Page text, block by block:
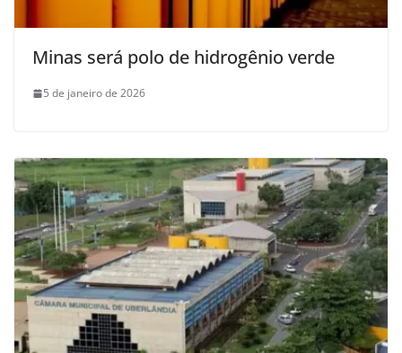
Minas será polo de hidrogênio verde
5 de janeiro de 2026